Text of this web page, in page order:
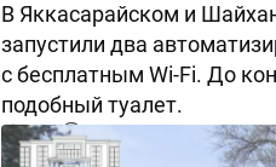
В Яккасарайском и
запустили два
с бесплатным Wi-Fi. До
подобный туалет.
6005 0